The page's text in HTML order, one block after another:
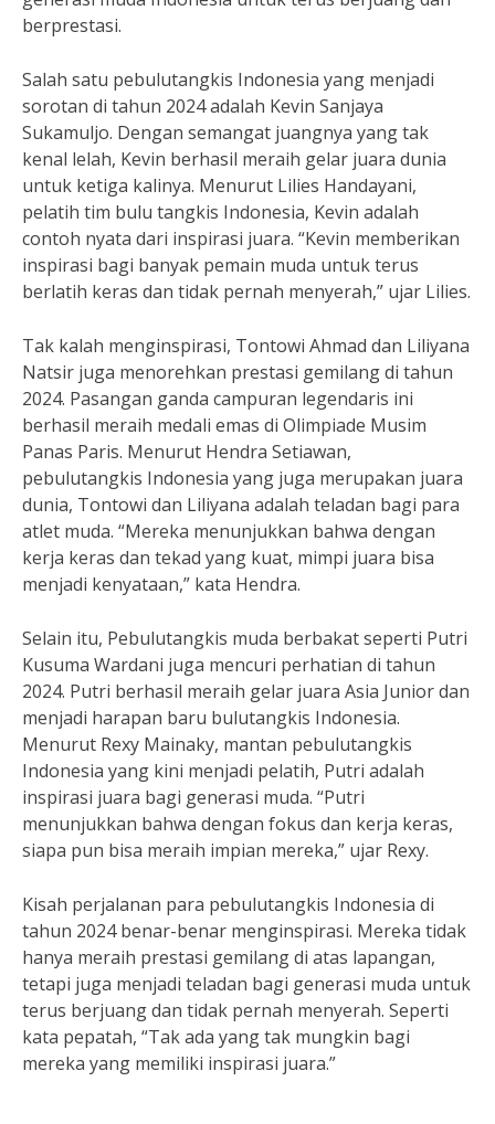
berprestasi.
Salah satu pebulutangkis Indonesia yang menjadi
sorotan di tahun 2024 adalah Kevin Sanjaya
Sukamuljo. Dengan semangat juangnya yang tak
kenal lelah, Kevin berhasil meraih gelar juara dunia
untuk ketiga kalinya. Menurut Lilies Handayani,
pelatih tim bulu tangkis Indonesia, Kevin adalah
contoh nyata dari inspirasi juara. “Kevin memberikan
inspirasi bagi banyak pemain muda untuk terus
berlatih keras dan tidak pernah menyerah,” ujar Lilies.
Tak kalah menginspirasi, Tontowi Ahmad dan Liliyana
Natsir juga menorehkan prestasi gemilang di tahun
2024. Pasangan ganda campuran legendaris ini
berhasil meraih medali emas di Olimpiade Musim
Panas Paris. Menurut Hendra Setiawan,
pebulutangkis Indonesia yang juga merupakan juara
dunia, Tontowi dan Liliyana adalah teladan bagi para
atlet muda. “Mereka menunjukkan bahwa dengan
kerja keras dan tekad yang kuat, mimpi juara bisa
menjadi kenyataan,” kata Hendra.
Selain itu, Pebulutangkis muda berbakat seperti Putri
Kusuma Wardani juga mencuri perhatian di tahun
2024. Putri berhasil meraih gelar juara Asia Junior dan
menjadi harapan baru bulutangkis Indonesia.
Menurut Rexy Mainaky, mantan pebulutangkis
Indonesia yang kini menjadi pelatih, Putri adalah
inspirasi juara bagi generasi muda. “Putri
menunjukkan bahwa dengan fokus dan kerja keras,
siapa pun bisa meraih impian mereka,” ujar Rexy.
Kisah perjalanan para pebulutangkis Indonesia di
tahun 2024 benar-benar menginspirasi. Mereka tidak
hanya meraih prestasi gemilang di atas lapangan,
tetapi juga menjadi teladan bagi generasi muda untuk
terus berjuang dan tidak pernah menyerah. Seperti
kata pepatah, “Tak ada yang tak mungkin bagi
mereka yang memiliki inspirasi juara.”